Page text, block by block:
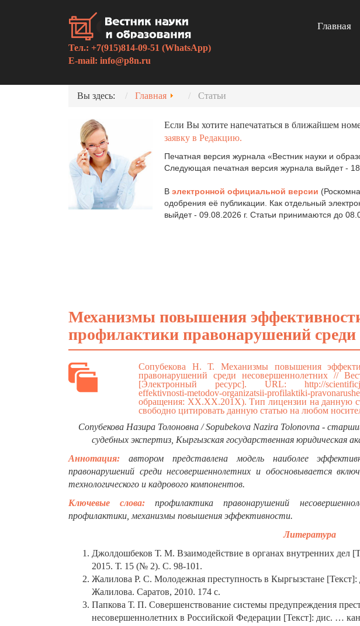
Тел.: +7(915)814-09-51 (WhatsApp)
E-mail: info@p8n.ru
Главная
Вы здесь: Главная Статьи
Если Вы хотите напечататься в ближайшем
заявку в Редакцию.
Печатная версия журнала «Вестник науки и
Следующая печатная версия журнала выйдет -
В электронной официальной версии
одобрения её публикации. Как отдельный
выйдет - 09.08.2026 г. Статьи принимаются до
Механизмы повышения
профилактики правонарушений среди
Сопубекова Н. Т. Механизмы повышения
правонарушений среди несовершеннолетних //
[Электронный ресурс]. URL: http://
effektivnosti-metodov-organizatsii-profilaktiki-
обращения: ХХ.ХХ.201Х). Тип лицензии на данную
свободно цитировать данную статью на любом
Сопубекова Назира Толоновна / Sopubekova Nazira Tolonovna -
судебных экспертиз, Кыргызская государственная юридическая
Аннотация: автором представлена модель наиболее
правонарушений среди несовершеннолетних и обосновывается
технологичеcкого и кадрового компонентов.
Ключевые слова:профилактика правонарушений
профилактики, механизмы повышения эффективности.
Литература
Джолдошбеков Т. М. Взаимодействие в органах внутренних
2015. Т. 15 (№ 2). С. 98-101.
Жалилова Р. С. Молодежная преступность в Кыргызстане
Жалилова. Саратов, 2010. 174 с.
Папкова Т. П. Совершенствование системы предупреждения
несовершеннолетних в Российской Федерации [Текст]: дис. …